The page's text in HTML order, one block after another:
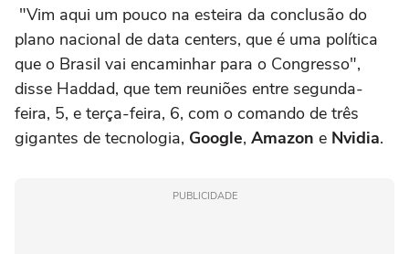
"Vim aqui um pouco na esteira da conclusão do
plano nacional de data centers, que é uma política
que o Brasil vai encaminhar para o Congresso",
disse Haddad, que tem reuniões entre segunda-
feira, 5, e terça-feira, 6, com o comando de três
gigantes de tecnologia, Google, Amazon e Nvidia.
PUBLICIDADE